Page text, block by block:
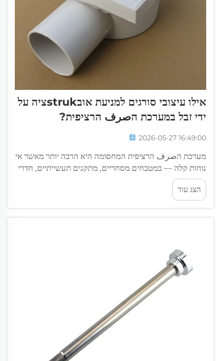
אילו עיצובי סורגים למניעת אובstrukציה על
ידי זבל במערכת הصرف הרציפית?
2026-05-27 16:49:00
מערכת הصرف הרציפית המחסומה היא הרבה יותר מאשר אי
נוחות קלה — במטבחים מסחריים, מתקנים תעשייתיים, חדרי
רחצה וחללי שירות, היא יכולה לעצור לחלוטין את פעילות
המתקנים, ליצור סיכונים לביטחון ולגרום לנזקים יקרים במים.
הסורג הוא...
הצג עוד